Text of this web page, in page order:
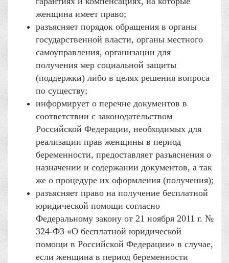
женщина имеет право;
разъясняет порядок обращения в органы
государственной власти, органы местного
самоуправления, организации для
получения мер социальной защиты
(поддержки) либо в целях решения вопроса
по существу;
информирует о перечне документов в
соответствии с законодательством
Российской Федерации, необходимых для
реализации прав женщины в период
беременности, предоставляет разъяснения о
назначении и содержании документов, а так
же о процедуре их оформления (получения);
разъясняет право на получение бесплатной
юридической помощи согласно
Федеральному закону от 21 ноября 2011 г. №
324-ФЗ «О бесплатной юридической
помощи в Российской Федерации» в случае,
если женщина в период беременности